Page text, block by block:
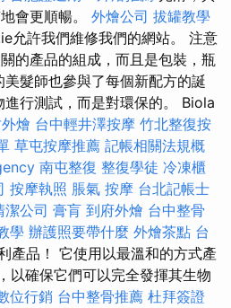
會更順暢。 外燴公司 拔罐教學
允許我們維修我們的網站。 注意
的產品的組成，而且是包裝，瓶
髮師也參與了每個新配方的誕
行測試，而是對環保的。 Biola
燴 台中輕井澤按摩 竹北整復按
草屯按摩推薦 記帳相關法規概
南屯整復 整復學徒 冷凍櫃
按摩執照 脹氣 按摩 台北記帳士
潔公司 膏肓 到府外燴 台中整骨
學 辦護照要帶什麼 外燴茶點 台
產品！ 它使用以最溫和的方式產
以確保它們可以完全發揮其生物
位行銷 台中整骨推薦 杜拜簽證